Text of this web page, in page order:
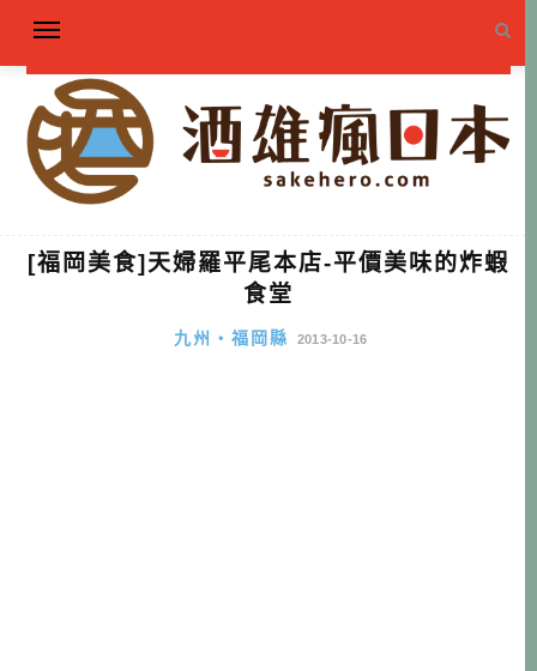
[福岡美食]天婦羅平尾本店-平價美味的炸蝦
食堂
九州・福岡縣 2013-10-16